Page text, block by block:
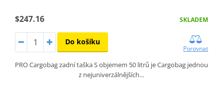
$247.16 SKLADEM
Do košíku
Porovnat
PRO Cargobag zadní taška S objemem 50 litrů je Cargobag jednou
z nejuniverzálnějších…